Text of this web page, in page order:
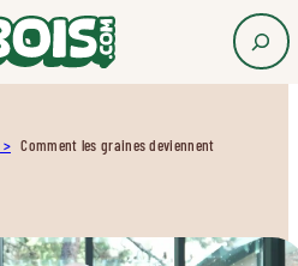
Comment les graines deviennent